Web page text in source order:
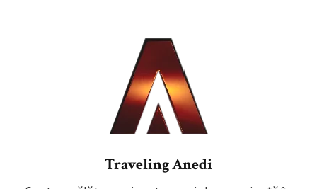
Traveling Anedi